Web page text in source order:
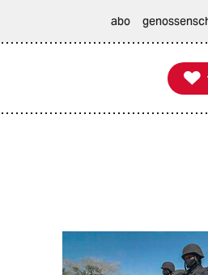
abo

taz